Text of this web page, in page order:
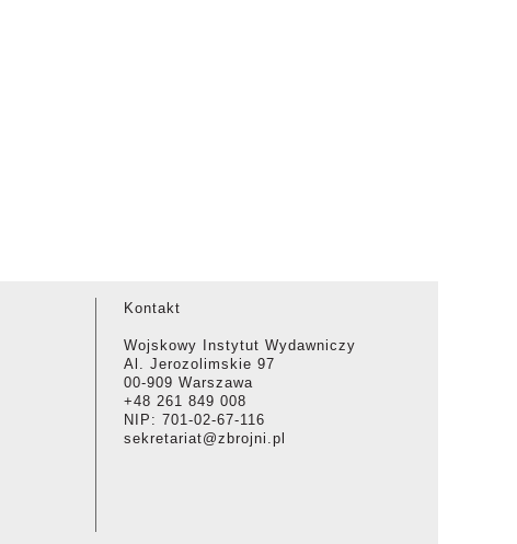
Kontakt
Wojskowy Instytut Wydawniczy
Al. Jerozolimskie 97
00-909 Warszawa
+48 261 849 008
NIP: 701-02-67-116
sekretariat@zbrojni.pl